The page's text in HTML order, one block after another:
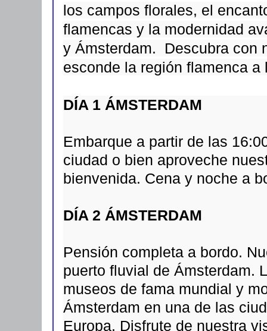
los campos florales, el
flamencas y la modernidad
y Ámsterdam. Descubra con
esconde la región flamenca
DÍA 1 ÁMSTERDAM
Embarque a partir de las
ciudad o bien aproveche
bienvenida. Cena y noche a
DÍA 2 ÁMSTERDAM
Pensión completa a bordo.
puerto fluvial de Ámsterdam.
museos de fama mundial y
Ámsterdam en una de las
Europa. Disfrute de nuestra